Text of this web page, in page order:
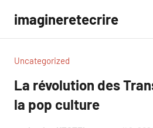
contenu
imagineretecrire
Uncategorized
La révolution des
la pop culture